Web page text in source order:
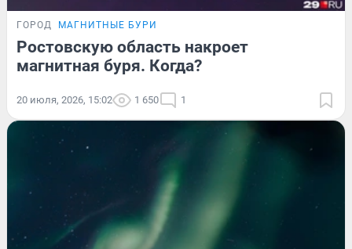
ГОРОД МАГНИТНЫЕ БУРИ
Ростовскую область накроет
магнитная буря. Когда?
20 июля, 2026, 15:02 1 650 1